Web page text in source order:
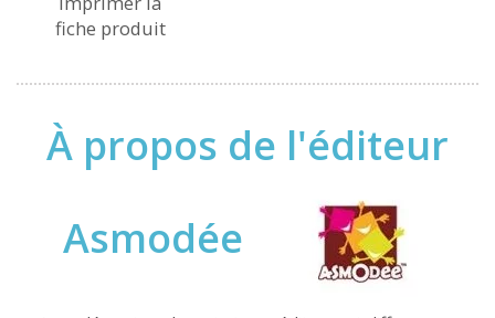
fiche produit
À propos de l'éditeur
Asmodée